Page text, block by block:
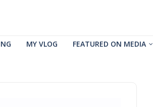
MY VLOG FEATURED ON MEDIA